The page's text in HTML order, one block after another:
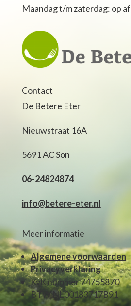
Maandag t/m zaterdag: op
Contact
De Betere Eter
Nieuwstraat 16A
5691 AC Son
06-24824874
info@betere-eter.nl
Meer informatie
Algemene voorwaarden
Privacyverklaring
KvK nummer 74755870
BTW NL00183717B91